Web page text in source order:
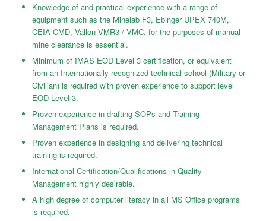
Knowledge of and practical experience with a range of
equipment such as the Minelab F3, Ebinger UPEX 740M,
CEIA CMD, Vallon VMR3 / VMC, for the purposes of manual
mine clearance is essential.
Minimum of IMAS EOD Level 3 certification, or equivalent
from an Internationally recognized technical school (Military or
Civilian) is required with proven experience to support level
EOD Level 3.
Proven experience in drafting SOPs and Training
Management Plans is required.
Proven experience in designing and delivering technical
training is required.
International Certification/Qualifications in Quality
Management highly desirable.
A high degree of computer literacy in all MS Office programs
is required.